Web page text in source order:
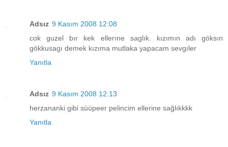
Adsız 9 Kasım 2008 12:08
cok guzel bır kek ellerıne saglık. kızımın adı göksın
gökkusagı demek kızıma mutlaka yapacam sevgıler
Yanıtla
Adsız 9 Kasım 2008 12:13
herzananki gibi süüpeer pelincim ellerine sağlıkkkk
Yanıtla